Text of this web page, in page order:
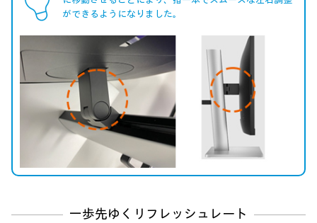
ができるようになりました。
一歩先ゆくリフレッシュレート